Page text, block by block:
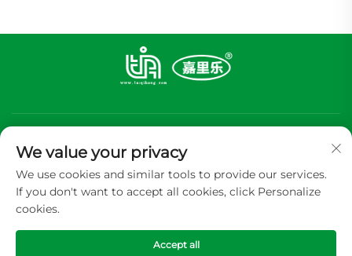
Inscrever-se
Direitos autorais © 2026 GUANGDONG TIA ALUMINUM FOIL
We value your privacy
We use cookies and similar tools to provide our services.
If you don't want to accept all cookies, click Personalize
cookies.
Accept all